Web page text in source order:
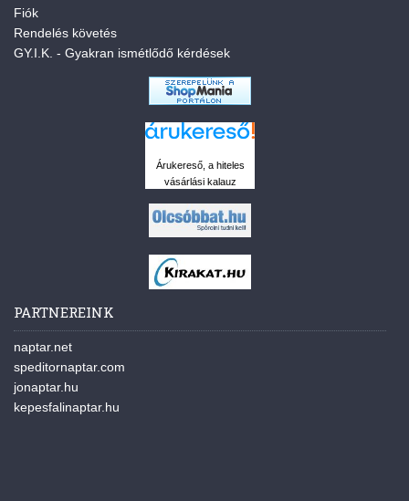
Fiók
Rendelés követés
GY.I.K. - Gyakran ismétlődő kérdések
Árukereső, a hiteles
vásárlási kalauz
PARTNEREINK
naptar.net
speditornaptar.com
jonaptar.hu
kepesfalinaptar.hu